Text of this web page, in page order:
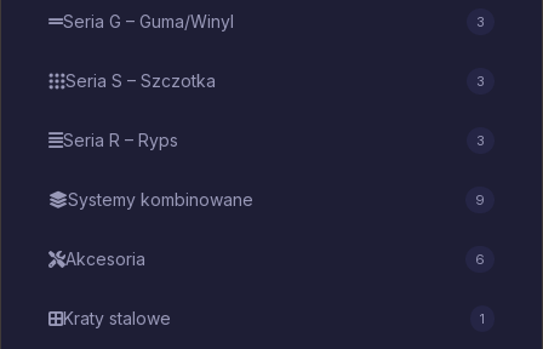
Seria G – Guma/Winyl 3
Seria S – Szczotka 3
Seria R – Ryps 3
Systemy kombinowane 9
Akcesoria 6
Kraty stalowe 1